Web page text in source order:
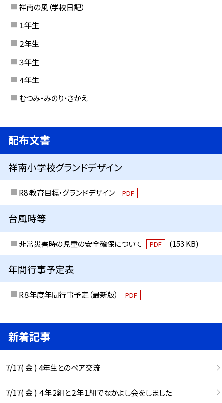
祥南の風（学校日記）
１年生
２年生
３年生
４年生
むつみ・みのり・さかえ
配布文書
祥南小学校グランドデザイン
R8 教育目標・グランドデザイン PDF
台風時等
非常災害時の児童の安全確保について PDF (153 KB)
年間行事予定表
R８年度年間行事予定（最新版） PDF
新着記事
7/17( 金 ) 4年生とのペア交流
7/17( 金 ) ４年２組と２年１組でなかよし会をしました